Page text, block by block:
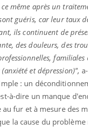
même après un
guéris, car leur taux
ils continuent de
des douleurs, des
familiales
et dépression)",
: un
à-dire un manque
fur et à mesure des
la cause du